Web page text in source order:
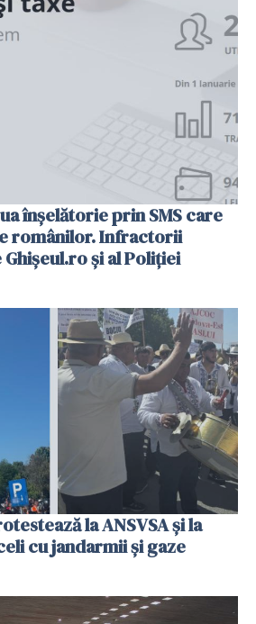
înșelătorie prin SMS care
românilor. Infractorii
și al Poliției
la ANSVSA și la
cu jandarmii și gaze